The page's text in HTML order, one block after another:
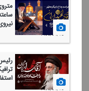
1405/04/13
1405/04/13